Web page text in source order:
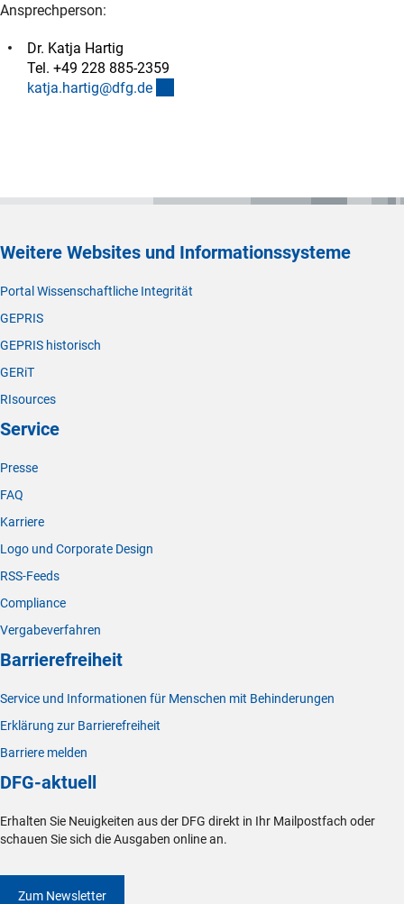
Ansprechperson:
Dr. Katja Hartig
Tel. +49 228 885-2359
katja.hartig@dfg.de
Weitere Websites und Informationssysteme
Portal Wissenschaftliche Integrität
GEPRIS
GEPRIS historisch
GERiT
RIsources
Service
Presse
FAQ
Karriere
Logo und Corporate Design
RSS-Feeds
Compliance
Vergabeverfahren
Barrierefreiheit
Service und Informationen für Menschen mit Behinderungen
Erklärung zur Barrierefreiheit
Barriere melden
DFG-aktuell
Erhalten Sie Neuigkeiten aus der DFG direkt in Ihr Mailpostfach oder
schauen Sie sich die Ausgaben online an.
Zum Newsletter